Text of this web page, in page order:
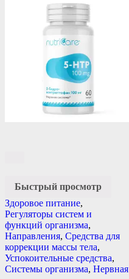
Быстрый просмотр
Здоровое питание,
Регуляторы систем и
функций организма,
Направления, Средства для
коррекции массы тела,
Успокоительные средства,
Системы организма, Нервная